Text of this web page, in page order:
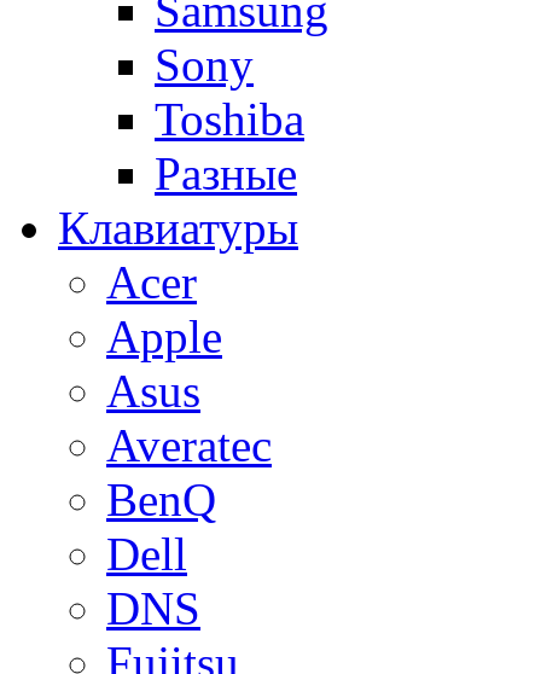
Sony
Toshiba
Разные
Клавиатуры
Acer
Apple
Asus
Averatec
BenQ
Dell
DNS
Fujitsu